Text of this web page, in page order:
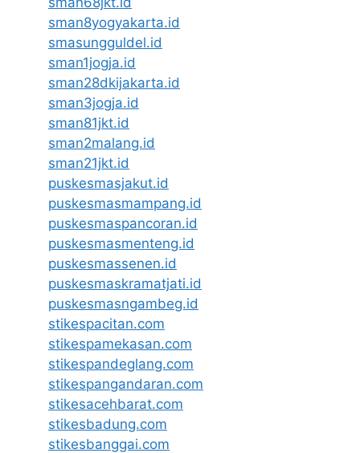
sman8yogyakarta.id
smasungguldel.id
sman1jogja.id
sman28dkijakarta.id
sman3jogja.id
sman81jkt.id
sman2malang.id
sman21jkt.id
puskesmasjakut.id
puskesmasmampang.id
puskesmaspancoran.id
puskesmasmenteng.id
puskesmassenen.id
puskesmaskramatjati.id
puskesmasngambeg.id
stikespacitan.com
stikespamekasan.com
stikespandeglang.com
stikespangandaran.com
stikesacehbarat.com
stikesbadung.com
stikesbanggai.com